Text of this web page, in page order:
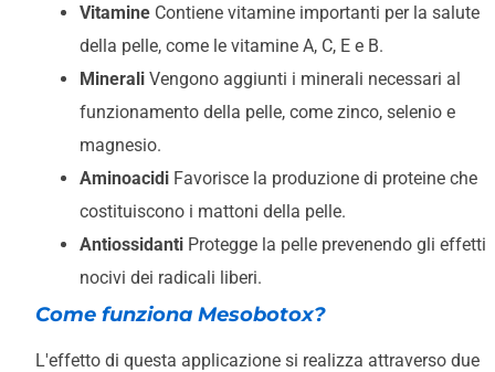
Vitamine Contiene vitamine importanti per la salute
della pelle, come le vitamine A, C, E e B.
Minerali Vengono aggiunti i minerali necessari al
funzionamento della pelle, come zinco, selenio e
magnesio.
Aminoacidi Favorisce la produzione di proteine che
costituiscono i mattoni della pelle.
Antiossidanti Protegge la pelle prevenendo gli effetti
nocivi dei radicali liberi.
Come funziona Mesobotox?
L'effetto di questa applicazione si realizza attraverso due